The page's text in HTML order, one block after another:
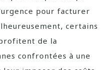
pour facturer
certains
de la
confrontées à une